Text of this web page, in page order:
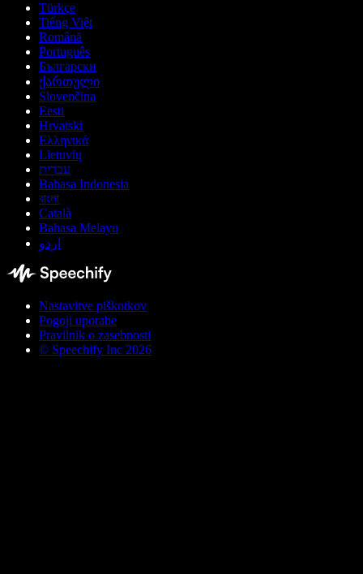
Türkçe
Tiếng Việt
Română
Português
Български
ქართული
Slovenčina
Eesti
Hrvatski
Ελληνικά
Lietuvių
עברית
Bahasa Indonesia
বাংলা
Català
Bahasa Melayu
اردو
Nastavitve piškotkov
Pogoji uporabe
Pravilnik o zasebnosti
© Speechify Inc 2026